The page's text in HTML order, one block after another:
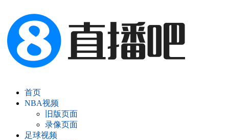
首页
NBA视频
旧版页面
录像页面
足球视频